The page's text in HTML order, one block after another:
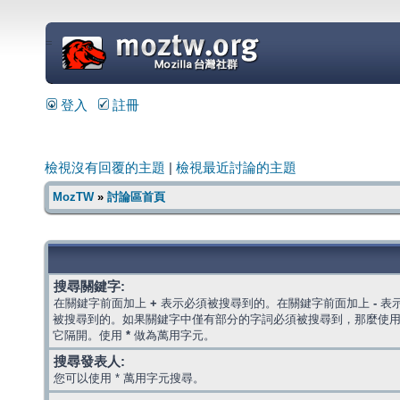
=
登入 註冊
檢視沒有回覆的主題 檢視最近討論的主題
MozTW» 討論區首頁
搜尋關鍵字:
在關鍵字前面加上 + 表示必須被搜尋到的。在關鍵字前面加上 - 表
被搜尋到的。如果關鍵字中僅有部分的字詞必須被搜尋到，那麼使
它隔開。使用 * 做為萬用字元。
搜尋發表人:
您可以使用 * 萬用字元搜尋。